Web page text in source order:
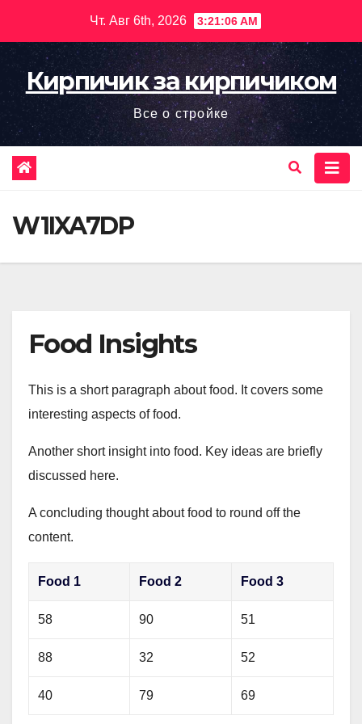
содержимому
Чт. Авг 6th, 2026 3:21:07 AM
Кирпичик за кирпичиком
Все о стройке
W1IXA7DP
Food Insights
This is a short paragraph about food. It covers some
interesting aspects of food.
Another short insight into food. Key ideas are briefly
discussed here.
A concluding thought about food to round off the
content.
Food 1 Food 2 Food 3
58 90 51
88 32 52
40 79 69